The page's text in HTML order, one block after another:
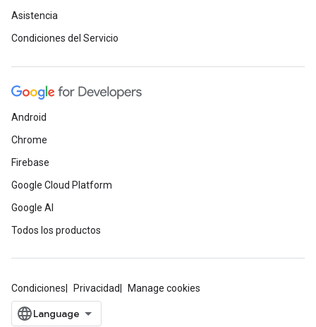
Asistencia
Condiciones del Servicio
Android
Chrome
Firebase
Google Cloud Platform
Google AI
Todos los productos
Condiciones Privacidad Manage cookies